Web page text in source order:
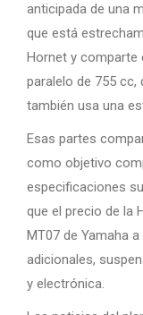
anticipada de una
que está
Hornet y comparte
paralelo de 755 cc,
también usa una
Esas partes
como objetivo
especificaciones
que el precio de la
MT07 de Yamaha
adicionales,
y electrónica.